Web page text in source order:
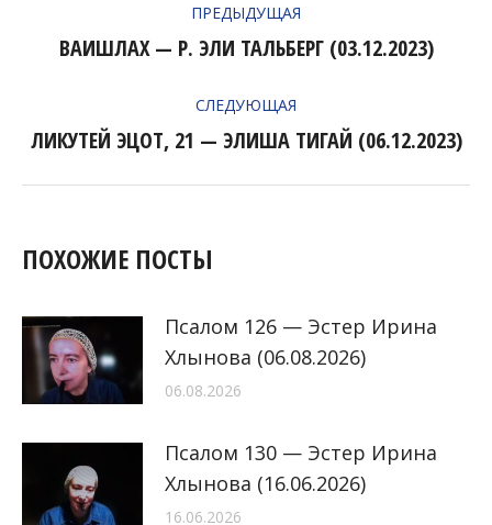
ПРЕДЫДУЩАЯ
Предыдущая
ВАИШЛАХ — Р. ЭЛИ ТАЛЬБЕРГ (03.12.2023)
СЛЕДУЮЩАЯ
Следующая
ЛИКУТЕЙ ЭЦОТ, 21 — ЭЛИША ТИГАЙ (06.12.2023)
ПОХОЖИЕ ПОСТЫ
Псалом 126 — Эстер Ирина
Хлынова (06.08.2026)
06.08.2026
Псалом 130 — Эстер Ирина
Хлынова (16.06.2026)
16.06.2026